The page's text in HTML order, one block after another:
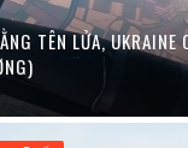
TÊN LỬA, UKRAINE